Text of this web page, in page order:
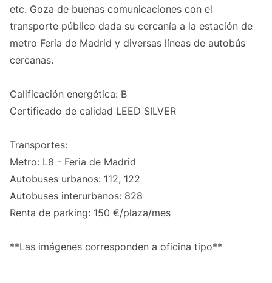
etc. Goza de buenas comunicaciones con el
transporte público dada su cercanía a la estación de
metro Feria de Madrid y diversas líneas de autobús
cercanas.
Calificación energética: B
Certificado de calidad LEED SILVER
Transportes:
Metro: L8 - Feria de Madrid
Autobuses urbanos: 112, 122
Autobuses interurbanos: 828
Renta de parking: 150 €/plaza/mes
**Las imágenes corresponden a oficina tipo**